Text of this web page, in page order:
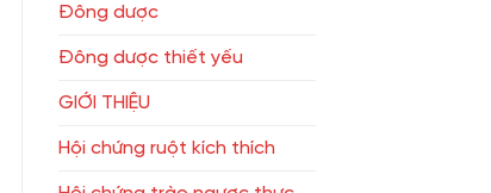
Đông dược
Đông dược thiết yếu
GIỚI THIỆU
Hội chứng ruột kích thích